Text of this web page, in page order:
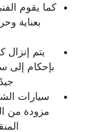
كما يقوم
بعناية
يتم إنزال
بإحكام إلى
سيارات
مزودة من